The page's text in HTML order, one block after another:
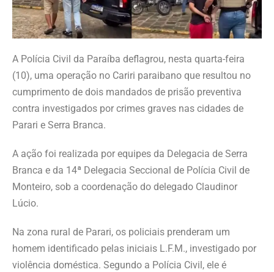
A Polícia Civil da Paraíba deflagrou, nesta quarta-feira
(10), uma operação no Cariri paraibano que resultou no
cumprimento de dois mandados de prisão preventiva
contra investigados por crimes graves nas cidades de
Parari e Serra Branca.
A ação foi realizada por equipes da Delegacia de Serra
Branca e da 14ª Delegacia Seccional de Polícia Civil de
Monteiro, sob a coordenação do delegado Claudinor
Lúcio.
Na zona rural de Parari, os policiais prenderam um
homem identificado pelas iniciais L.F.M., investigado por
violência doméstica. Segundo a Polícia Civil, ele é